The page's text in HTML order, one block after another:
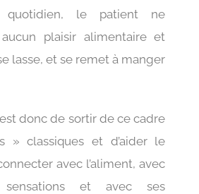
quotidien, le patient ne
plaisir alimentaire et
lasse, et se remet à manger
donc de sortir de ce cadre
» classiques et d’aider le
avec l’aliment, avec
et avec ses